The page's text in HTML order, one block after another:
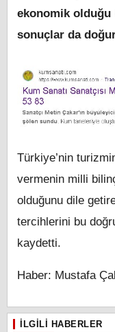
ekonomik
sonuçlar da
Türkiye’nin
vermenin milli
olduğunu dile
tercihlerini bu
kaydetti.
Haber: Mustafa
İLGILI HABERLER